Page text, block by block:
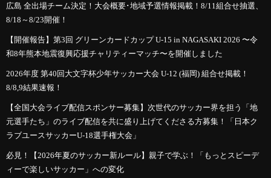
広島 全出場チーム決定！大会概要･地域予選情報掲載！8/11組合せ抽選、
8/18～8/23開催！
【開催報告】第3回 グリーンカードカップ U-15 in NAGASAKI 2026 〜令
和8年熊本地震復興応援チャリティーマッチ〜を開催しました
2026年度 第40回大文字杯少年サッカー大会 U-12 (福岡) 組合せ掲載！
8/8,9結果速報！
【全国大会ライブ配信スポンサー募集】次世代のサッカー界を担う「地
元選手たち」のライブ配信を共に盛り上げてくださる方募集！「日本ク
ラブユースサッカーU-18選手権大会」
必見！【2026年夏のサッカー新ルール】親子で学ぶ！「もっとスピーデ
ィーで楽しいサッカー」への変化